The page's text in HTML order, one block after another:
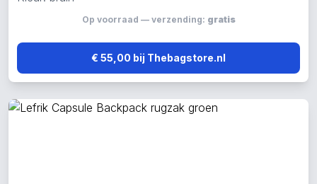
Op voorraad — verzending: gratis
€ 55,00 bij Thebagstore.nl